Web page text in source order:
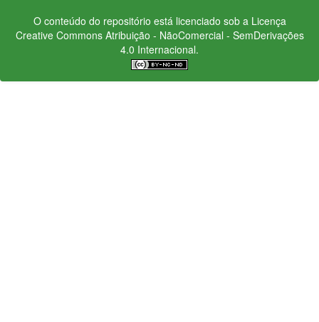
O conteúdo do repositório está licenciado sob a Licença
Creative CommonsAtribuição - NãoComercial - SemDerivações
4.0 Internacional.